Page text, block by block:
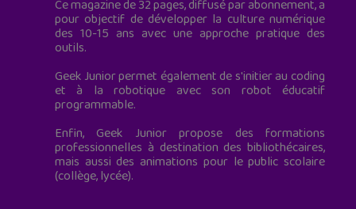
Ce magazine de 32 pages, diffusé par abonnement, a
pour objectif de développer la culture numérique
des 10-15 ans avec une approche pratique des
outils.
Geek Junior permet également de s'initier au coding
et à la robotique avec son robot éducatif
programmable.
Enfin, Geek Junior propose des formations
professionnelles à destination des bibliothécaires,
mais aussi des animations pour le public scolaire
(collège, lycée).